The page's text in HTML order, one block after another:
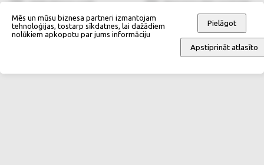
Mēs un mūsu biznesa partneri izmantojam
tehnoloģijas, tostarp sīkdatnes, lai dažādiem
nolūkiem apkopotu par jums informāciju
Pielāgot
Apstiprināt atlasīto